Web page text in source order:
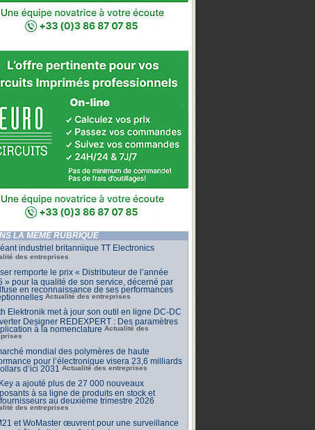
LA MÊME RUBRIQUE
industriel britannique TT Electronics
des entreprises
remporte le prix « Distributeur de l’année
» pour la qualité de son service, décerné par
en reconnaissance de ses performances
Actualité des entreprises
Elektronik met à jour son outil en ligne DC-DC
Designer REDEXPERT : Des paramètres
à la nomenclature Actualité des
mondial des polymères de haute
pour l’électronique visera 23,6 milliards
d’ici 2031 Actualité des entreprises
a ajouté plus de 27 000 nouveaux
à sa ligne de produits en stock et
au deuxième trimestre 2026
des entreprises
et WoMaster œuvrent pour une surveillance